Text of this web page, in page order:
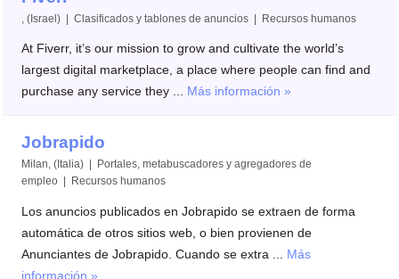
, (Israel) | Clasificados y tablones de anuncios | Recursos humanos
At Fiverr, it’s our mission to grow and cultivate the world’s
largest digital marketplace, a place where people can find and
purchase any service they ... Más información »
Jobrapido
Milan, (Italia) | Portales, metabuscadores y agregadores de
empleo | Recursos humanos
Los anuncios publicados en Jobrapido se extraen de forma
automática de otros sitios web, o bien provienen de
Anunciantes de Jobrapido. Cuando se extra ... Más
información »